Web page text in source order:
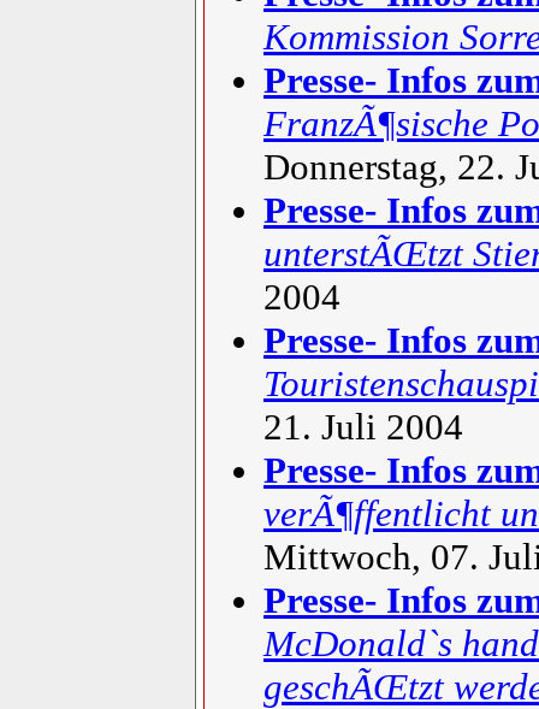
Kommission
Presse- Infos
FranzÃ¶sische
Donnerstag, 22.
Presse- Infos
unterstÃŒtzt
2004
Presse- Infos
21. Juli 2004
Presse- Infos
verÃ¶ffentlicht
Mittwoch, 07.
Presse- Infos
McDonald`s
geschÃŒtzt